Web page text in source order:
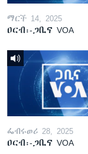
ማርች 14, 2025
ዐርብ፡-ጋቢና VOA
ፌብሩወሪ 28, 2025
ዐርብ፡-ጋቢና VOA